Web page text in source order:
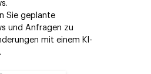
Sie geplante
und Anfragen zu
mit einem KI-